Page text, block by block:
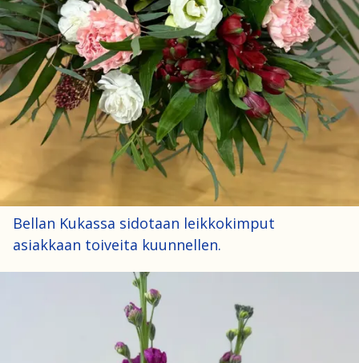
Bellan Kukassa sidotaan leikkokimput
asiakkaan toiveita kuunnellen.